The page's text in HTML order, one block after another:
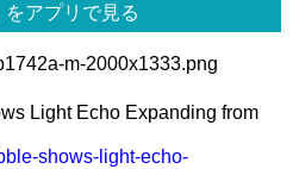
をアプリで見る
m-2000x1333.png
Light Echo Expanding from
shows-light-echo-